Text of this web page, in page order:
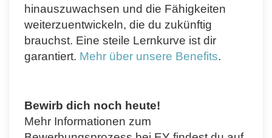
hinauszuwachsen und die Fähigkeiten
weiterzuentwickeln, die du zukünftig
brauchst. Eine steile Lernkurve ist dir
garantiert. Mehr über unsere Benefits.
Bewirb dich noch heute!
Mehr Informationen zum